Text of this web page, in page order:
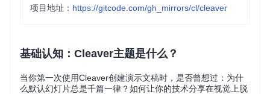
项目地址： https://gitcode.com/gh_mirrors/cl/cleaver
基础认知：Cleaver主题是什么？
当你第一次使用Cleaver创建演示文稿时，是否曾想过：为什
么默认幻灯片总是千篇一律？如何让你的技术分享在视觉上脱